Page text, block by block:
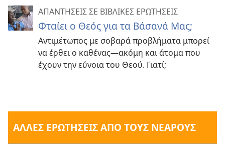
ΑΠΑΝΤΗΣΕΙΣ ΣΕ ΒΙΒΛΙΚΕΣ ΕΡΩΤΗΣΕΙΣ
Φταίει ο Θεός για τα Βάσανά Μας;
Αντιμέτωπος με σοβαρά προβλήματα μπορεί
να έρθει ο καθένας—ακόμη και άτομα που
έχουν την εύνοια του Θεού. Γιατί;
ΑΛΛΕΣ ΕΡΩΤΗΣΕΙΣ ΑΠΟ ΤΟΥΣ ΝΕΑΡΟΥΣ